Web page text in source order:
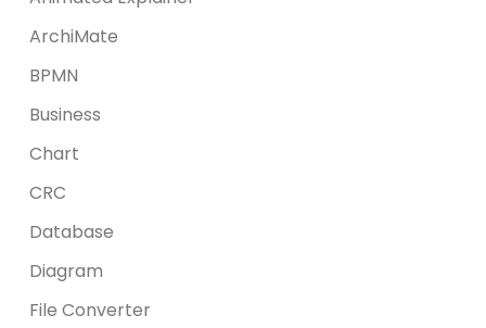
ArchiMate
BPMN
Business
Chart
CRC
Database
Diagram
File Converter